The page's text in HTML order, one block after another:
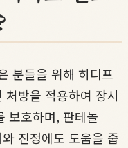
분들을 위해 히디프
방을 적용하여 장시
보호하며, 판테놀
진정에도 도움을 줍